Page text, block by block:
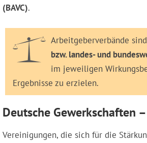
(BAVC).
Arbeitgeberverbände sind
bzw. landes- und
im jeweiligen
Ergebnisse zu erzielen.
Deutsche Gewerkschaften
Vereinigungen, die sich für die